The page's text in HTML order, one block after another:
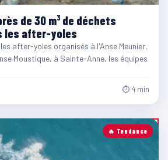
de 30 m³ de déchets
les after-yoles
after-yoles organisés à l'Anse Meunier,
Moustique, à Sainte-Anne, les équipes
⏱ 4 min
🔥 Tendance